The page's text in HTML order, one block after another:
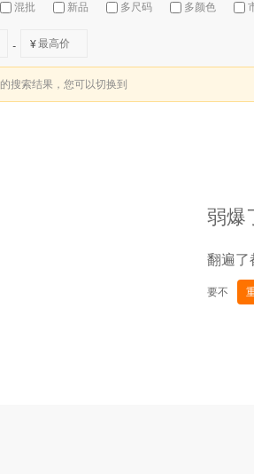
混批 新品 多尺码 多颜色
- ¥
的搜索结果，您可以切换到
弱爆
翻遍了
要不